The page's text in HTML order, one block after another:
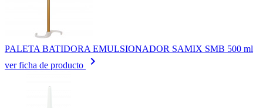
PALETA BATIDORA EMULSIONADOR SAMIX SMB 500 ml
ver ficha de producto
keyboard_arrow_right